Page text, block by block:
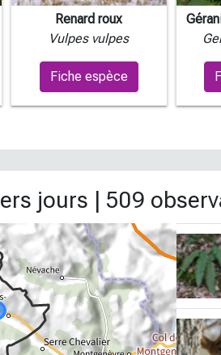
Renard roux
Vulpes vulpes
Fiche espèce
jours | 509